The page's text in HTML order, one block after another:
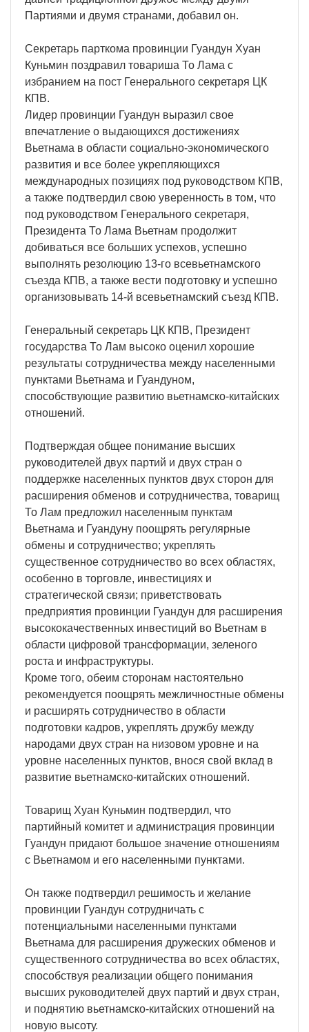
Партиями и двумя странами, добавил он.
Секретарь парткома провинции Гуандун Хуан
Куньмин поздравил товариша То Лама с
избранием на пост Генерального секретаря ЦК
КПВ.
Лидер провинции Гуандун выразил свое
впечатление о выдающихся достижениях
Вьетнама в области социально-экономического
развития и все более укрепляющихся
международных позициях под руководством КПВ,
а также подтвердил свою уверенность в том, что
под руководством Генерального секретаря,
Президента То Лама Вьетнам продолжит
добиваться все больших успехов, успешно
выполнять резолюцию 13-го всевьетнамского
съезда КПВ, а также вести подготовку и успешно
организовывать 14-й всевьетнамский съезд КПВ.
Генеральный секретарь ЦК КПВ, Президент
государства То Лам высоко оценил хорошие
результаты сотрудничества между населенными
пунктами Вьетнама и Гуандуном,
способствующие развитию вьетнамско-китайских
отношений.
Подтверждая общее понимание высших
руководителей двух партий и двух стран о
поддержке населенных пунктов двух сторон для
расширения обменов и сотрудничества, товарищ
То Лам предложил населенным пунктам
Вьетнама и Гуандуну поощрять регулярные
обмены и сотрудничество; укреплять
существенное сотрудничество во всех областях,
особенно в торговле, инвестициях и
стратегической связи; приветствовать
предприятия провинции Гуандун для расширения
высококачественных инвестиций во Вьетнам в
области цифровой трансформации, зеленого
роста и инфраструктуры.
Кроме того, обеим сторонам настоятельно
рекомендуется поощрять межличностные обмены
и расширять сотрудничество в области
подготовки кадров, укреплять дружбу между
народами двух стран на низовом уровне и на
уровне населенных пунктов, внося свой вклад в
развитие вьетнамско-китайских отношений.
Товарищ Хуан Куньмин подтвердил, что
партийный комитет и администрация провинции
Гуандун придают большое значение отношениям
с Вьетнамом и его населенными пунктами.
Он также подтвердил решимость и желание
провинции Гуандун сотрудничать с
потенциальными населенными пунктами
Вьетнама для расширения дружеских обменов и
существенного сотрудничества во всех областях,
способствуя реализации общего понимания
высших руководителей двух партий и двух стран,
и поднятию вьетнамско-китайских отношений на
новую высоту.